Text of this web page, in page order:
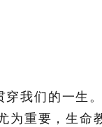
我们的一生
为重要，生命